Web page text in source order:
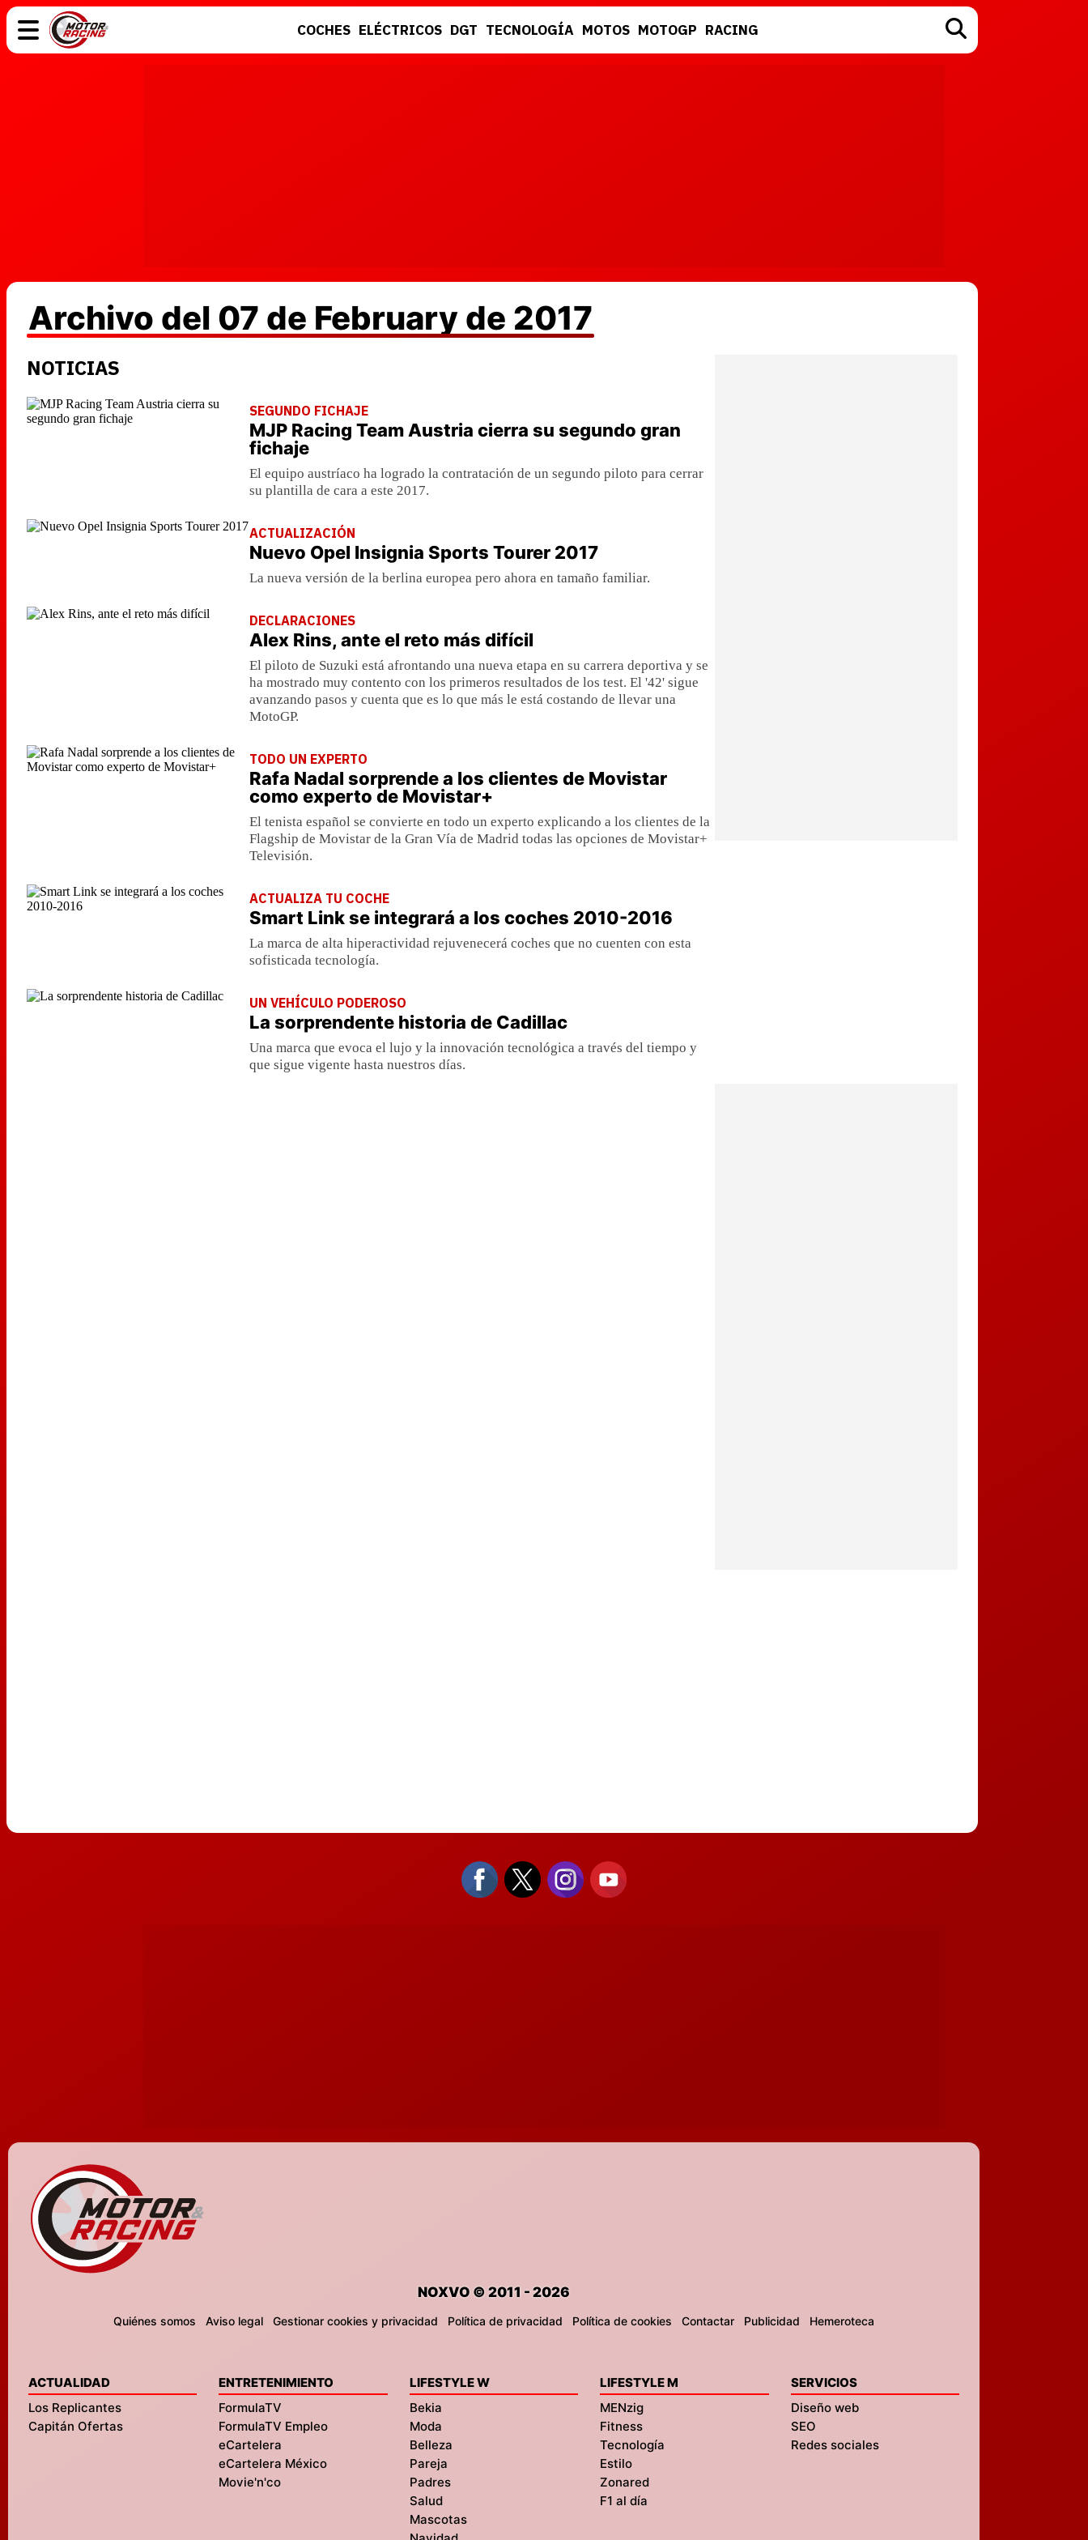
COCHES ELÉCTRICOS DGT TECNOLOGÍA MOTOS MOTOGP RACING
Archivo del 07 de February de 2017
NOTICIAS
SEGUNDO FICHAJE
MJP Racing Team Austria cierra su segundo gran
fichaje
El equipo austríaco ha logrado la contratación de un segundo piloto para cerrar
su plantilla de cara a este 2017.
ACTUALIZACIÓN
Nuevo Opel Insignia Sports Tourer 2017
La nueva versión de la berlina europea pero ahora en tamaño familiar.
DECLARACIONES
Alex Rins, ante el reto más difícil
El piloto de Suzuki está afrontando una nueva etapa en su carrera deportiva y se
ha mostrado muy contento con los primeros resultados de los test. El '42' sigue
avanzando pasos y cuenta que es lo que más le está costando de llevar una
MotoGP.
TODO UN EXPERTO
Rafa Nadal sorprende a los clientes de Movistar
como experto de Movistar+
El tenista español se convierte en todo un experto explicando a los clientes de la
Flagship de Movistar de la Gran Vía de Madrid todas las opciones de Movistar+
Televisión.
ACTUALIZA TU COCHE
Smart Link se integrará a los coches 2010-2016
La marca de alta hiperactividad rejuvenecerá coches que no cuenten con esta
sofisticada tecnología.
UN VEHÍCULO PODEROSO
La sorprendente historia de Cadillac
Una marca que evoca el lujo y la innovación tecnológica a través del tiempo y
que sigue vigente hasta nuestros días.
NOXVO © 2011 - 2026
Quiénes somos Aviso legal Gestionar cookies y privacidad Política de privacidad Política de cookies Contactar Publicidad Hemeroteca
ACTUALIDAD
Los Replicantes
Capitán Ofertas
ENTRETENIMIENTO
FormulaTV
FormulaTV Empleo
eCartelera
eCartelera México
Movie'n'co
LIFESTYLE W
Bekia
Moda
Belleza
Pareja
Padres
Salud
Mascotas
LIFESTYLE M
MENzig
Fitness
Tecnología
Estilo
Zonared
F1 al día
SERVICIOS
Diseño web
SEO
Redes sociales